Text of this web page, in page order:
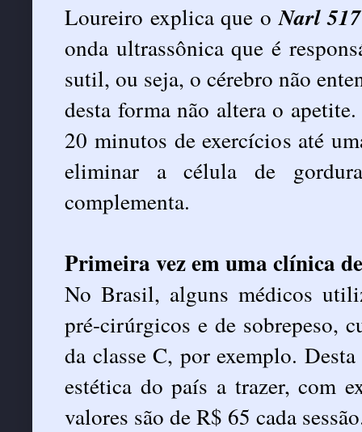
Loureiro explica que oNarl
onda ultrassônica que é
sutil, ou seja, o cérebro não
desta forma não altera o
20 minutos de exercícios até
eliminar a célula de
complementa.
Primeira vez em uma clínica
No Brasil, alguns médicos
pré-cirúrgicos e de sobrepeso,
da classe C, por exemplo.
estética do país a trazer, com
valores são de R$ 65 cada